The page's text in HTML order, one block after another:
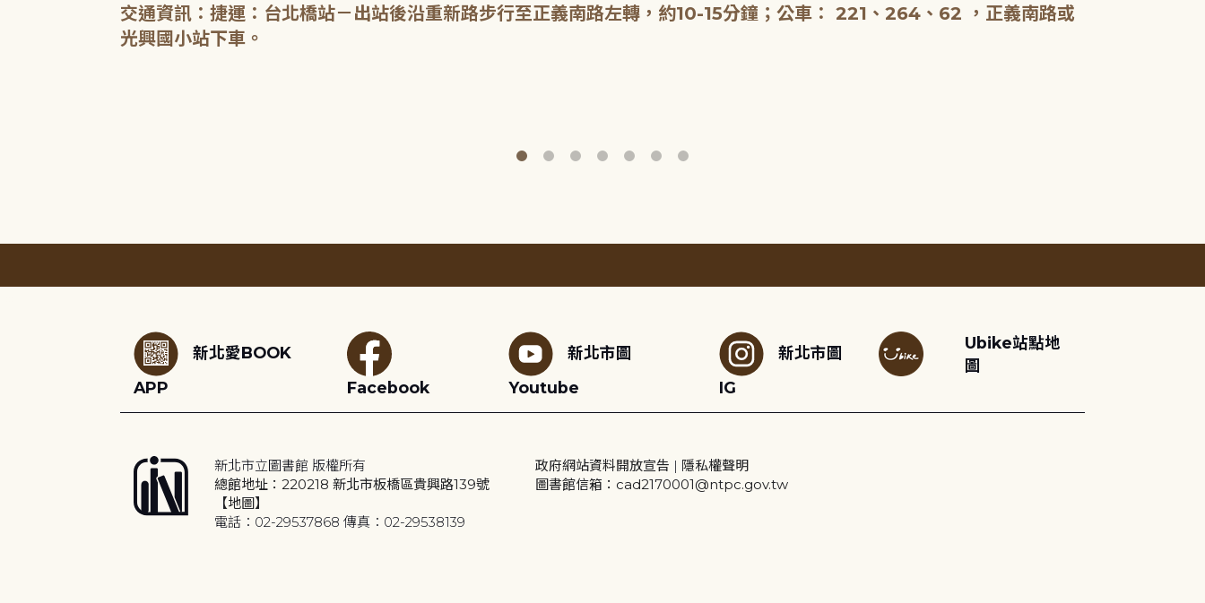
交通資訊：捷運：台北橋站－出站後沿重新路步行至正義南路左轉，約10-15分鐘；公車： 221、264、62 ，正義南路或
光興國小站下車。
新北愛BOOK
APP
Facebook
新北市圖
Youtube
新北市圖
IG
Ubike站點地
圖
新北市立圖書館 版權所有
總館地址：220218 新北市板橋區貴興路139號
【地圖】
電話：02-29537868 傳真：02-29538139
政府網站資料開放宣告 | 隱私權聲明
圖書館信箱：cad2170001@ntpc.gov.tw